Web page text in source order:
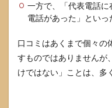
べき
ポイ
チェ
リス
ト
一方で、「代表電話
電話があった」とい
口コミはあくまで個々の
すものではありませんが
けではない」ことは、多